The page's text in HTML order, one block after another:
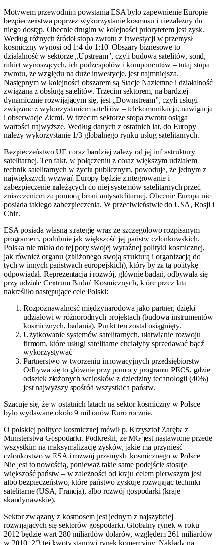
Motywem przewodnim powstania ESA było zapewnienie Europie
bezpieczeństwa poprzez wykorzystanie kosmosu i niezależny do
niego dostęp. Obecnie drugim w kolejności priorytetem jest zysk.
Według różnych źródeł stopa zwrotu z inwestycji w przemysł
kosmiczny wynosi od 1:4 do 1:10. Obszary biznesowe to
działalność w sektorze „Upstream”, czyli budowa satelitów, sond,
rakiet wynoszących, ich podzespołów i komponentów – tutaj stopa
zwrotu, ze względu na duże inwestycje, jest najmniejsza.
Następnym w kolejności obszarem są Stacje Naziemne i działalność
związana z obsługą satelitów. Trzecim sektorem, najbardziej
dynamicznie rozwijającym się, jest „Downstream”, czyli usługi
związane z wykorzystaniem satelitów – telekomunikacja, nawigacja
i obserwacje Ziemi. W trzecim sektorze stopa zwrotu osiąga
wartości najwyższe. Według danych z ostatnich lat, do Europy
należy wykorzystanie 1/3 globalnego rynku usług satelitarnych.
Bezpieczeństwo UE coraz bardziej zależy od jej infrastruktury
satelitarnej. Ten fakt, w połączeniu z coraz większym udziałem
technik satelitarnych w życiu publicznym, powoduje, że jednym z
największych wyzwań Europy będzie zintegrowanie i
zabezpieczenie należących do niej systemów satelitarnych przed
zniszczeniem za pomocą broni antysatelitarnej. Obecnie Europa nie
posiada takiego zabezpieczenia. W przeciwieństwie do USA, Rosji i
Chin.
ESA posiada własną strategię wraz ze szczegółowo rozpisanym
programem, podobnie jak większość jej państw członkowskich.
Polska nie miała do tej pory swojej wyraźnej polityki kosmicznej,
jak również organu (zbliżonego swoją strukturą i organizacją do
tych w innych państwach europejskich), który by za tą politykę
odpowiadał. Reprezentacja i rozwój, głównie badań, odbywała się
przy udziale Centrum Badań Kosmicznych, które przez lata
nakreśliło następujące cele Polski:
Rozpoznawalność międzynarodowa jako partner, dzięki
udziałowi w różnorodnych projektach (budowa instrumentów
kosmicznych, badania). Punkt ten został osiągnięty.
Użytkowanie systemów satelitarnych, ułatwianie rozwoju
firmom, które usługi satelitarne chciałyby sprzedawać bądź
wykorzystywać.
Partnerstwo w tworzeniu innowacyjnych przedsiębiorstw.
Odbywa się to głównie przy pomocy programu PECS, gdzie
odsetek złożonych wniosków z dziedziny technologii (40%)
jest najwyższy spośród wszystkich państw.
Szacuje się, że w ostatnich latach na sektor kosmiczny w Polsce
było wydawane około 9 milionów Euro rocznie.
O polskiej polityce kosmicznej mówił p. Krzysztof Zaręba z
Ministerstwa Gospodarki. Podkreślił, że MG jest nastawione przede
wszystkim na maksymalizację zysków, jakie ma przynieść
członkostwo w ESA i rozwój przemysłu kosmicznego w Polsce.
Nie jest to nowością, ponieważ takie same podejście stosuje
większość państw – w zależności od kraju celem pierwszym jest
albo bezpieczeństwo, które państwo zyskuje rozwijając techniki
satelitarne (USA, Francja), albo rozwój gospodarki (kraje
skandynawskie).
Sektor związany z kosmosem jest jednym z najszybciej
rozwijających się sektorów gospodarki. Globalny rynek w roku
2012 będzie wart 280 miliardów dolarów, względem 261 miliardów
w 2010. 2/3 tej kwoty stanowi rynek komercyjny. Nakłady na